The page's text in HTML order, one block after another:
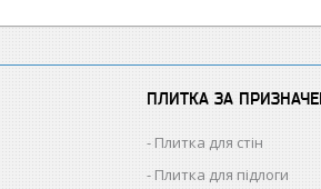
ПЛИТКА ЗА
Плитка для стін
Плитка для підлоги